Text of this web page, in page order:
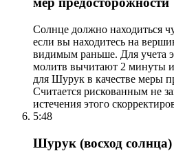
Солнце должно находиться
если вы находитесь на
видимым раньше. Для учета
молитв вычитают 2 минуты
для Шурук в качестве меры
Считается рискованным не
истечения этого
5:48
Шурук (восход солнца)